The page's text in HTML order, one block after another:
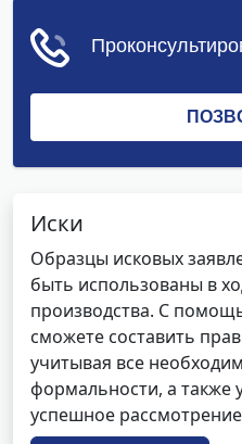
Иски
Образцы исковых
быть использованы в
производства. С
сможете составить
учитывая все
формальности, а также
успешное